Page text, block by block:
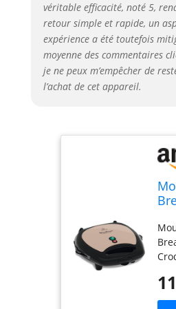
véritable efficacité, noté 5,
retour simple et rapide, un
expérience a été toutefois
moyenne des commentaires
je ne peux m’empêcher de
l’achat de cet appareil.